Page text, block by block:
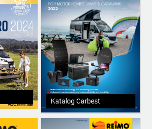
Katalog Carbest